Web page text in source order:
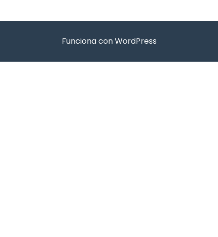
Funciona con WordPress